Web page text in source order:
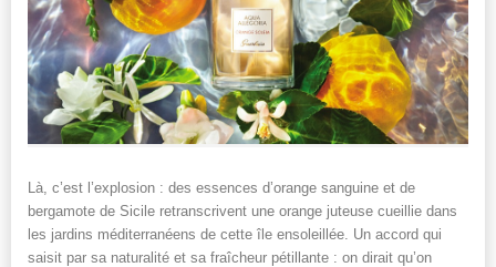
Là, c’est l’explosion : des essences d’orange sanguine et de
bergamote de Sicile retranscrivent une orange juteuse cueillie dans
les jardins méditerranéens de cette île ensoleillée. Un accord qui
saisit par sa naturalité et sa fraîcheur pétillante : on dirait qu’on